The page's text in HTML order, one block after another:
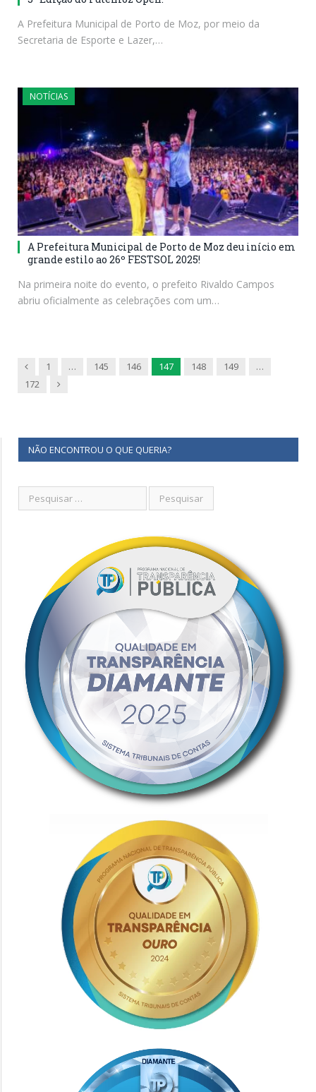
A Prefeitura Municipal de Porto de Moz, por meio da
Secretaria de Esporte e Lazer,…
NOTÍCIAS
A Prefeitura Municipal de Porto de Moz deu início em
grande estilo ao 26º FESTSOL 2025!
Na primeira noite do evento, o prefeito Rivaldo Campos
abriu oficialmente as celebrações com um…
Previous
1 … 145 146 147 148 149
…
172
Next
NÃO ENCONTROU O QUE QUERIA?